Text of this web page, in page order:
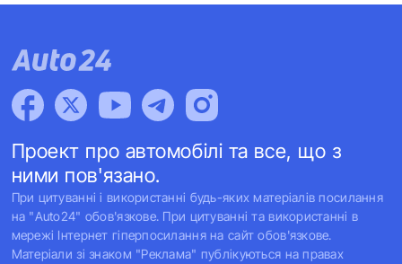
Проект про автомобілі та все, що з
ними пов'язано.
При цитуванні і використанні будь-яких матеріалів посилання
на "Auto24" обов'язкове. При цитуванні та використанні в
мережі Інтернет гіперпосилання на сайт обов'язкове.
Матеріали зі знаком "Реклама" публікуються на правах